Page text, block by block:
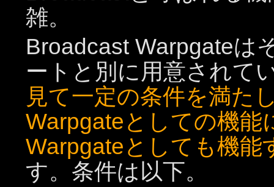
雑。
Broadcast Warpgateは
ートと別に用意されて
見て一定の条件を満た
Warpgateとしての機能
Warpgateとしても機能
す。条件は以下。